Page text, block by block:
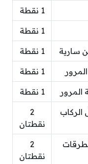
1 نقطة
1 نقطة
سارية 1 نقطة
1 نقطة
1 نقطة
الركاب
2
نقطتان
2
نقطتان